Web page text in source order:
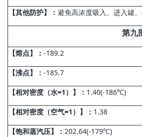
【其他防护】： 避免高浓度吸入。进入罐
第九
【熔点】： -189.2
【沸点】： -185.7
【相对密度（水=1）】： 1.40(-186℃)
【相对密度（空气=1）】： 1.38
【饱和蒸汽压】： 202.64(-179℃)